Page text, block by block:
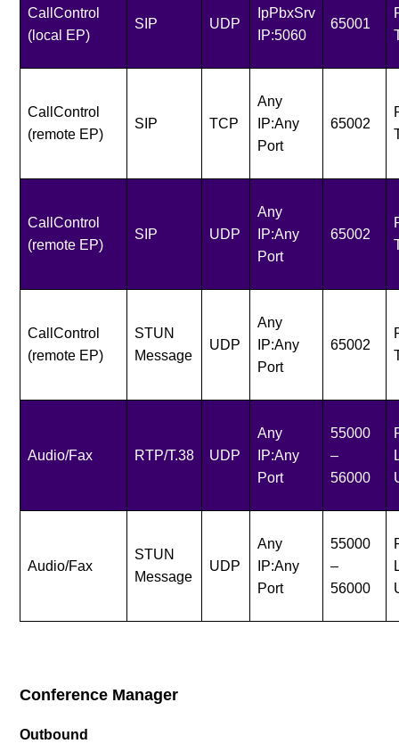
CallControl
(local EP)
SIP UDP
IpPbxSrv
IP:5060
65001
CallControl
(remote EP)
SIP TCP
Any
IP:Any
Port
65002
CallControl
(remote EP)
SIP UDP
Any
IP:Any
Port
65002
CallControl
(remote EP)
STUN
Message
UDP
Any
IP:Any
Port
65002
Audio/Fax RTP/T.38 UDP
Any
IP:Any
Port
55000
–
56000
Audio/Fax
STUN
Message
UDP
Any
IP:Any
Port
55000
–
56000
Conference Manager
Outbound